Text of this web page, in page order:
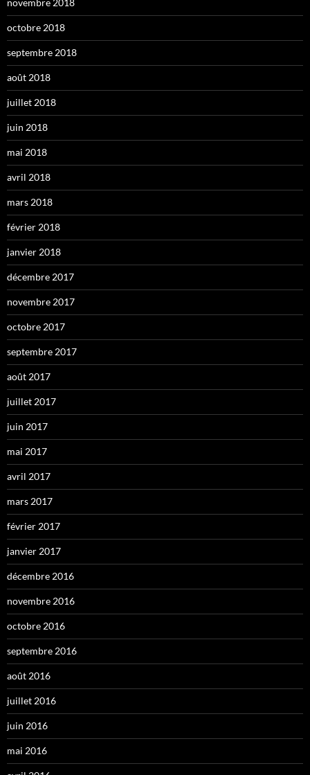
novembre 2018
octobre 2018
septembre 2018
août 2018
juillet 2018
juin 2018
mai 2018
avril 2018
mars 2018
février 2018
janvier 2018
décembre 2017
novembre 2017
octobre 2017
septembre 2017
août 2017
juillet 2017
juin 2017
mai 2017
avril 2017
mars 2017
février 2017
janvier 2017
décembre 2016
novembre 2016
octobre 2016
septembre 2016
août 2016
juillet 2016
juin 2016
mai 2016